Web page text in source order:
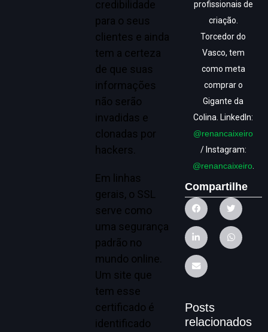
credibilidade
para o seus
clientes e ainda
tem a certeza
de que suas
informações
não serão
invadidas e
clonadas por
hackers.
Em linhas
gerais, o SSL
serve como
uma segurança
padrão no
mundo online.
Um site que
tem esse
certificado é
identificado
profissionais de
criação.
Torcedor do
Vasco, tem
como meta
comprar o
Gigante da
Colina. LinkedIn:
@renancaixeiro
/ Instagram:
@renancaixeiro.
Compartilhe
Posts
relacionados